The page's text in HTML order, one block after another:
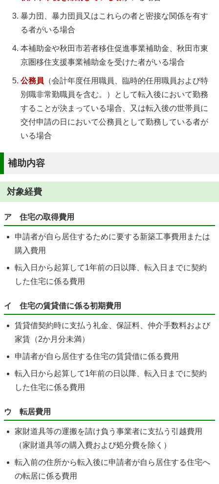
暴力団、暴力団員又はこれらの者と密接な関係を有す
る者がいる場合
本補助金や秋田市若者移住促進事業補助金、秋田市東
京圏移住支援事業補助金を受けた者がいる場合
公務員 （会計年度任用職員、臨時的任用職員および特
別職非常勤職員を含む。）として転入後において勤務
することが決まっている場合、又は転入後の世帯員に
交付申請の日において公務員として勤務している者が
いる場合
補助内容
対象経費
ア 住宅の取得費用
申請者が自ら居住するために要する新築工事費用または
購入費用
転入日から起算して1年前の日以降、転入日までに契約
した住宅に係る費用
イ 住宅の賃貸借に係る初期費用
賃貸借契約時に支払う礼金、保証料、仲介手数料および
家賃（2か月分未満）
申請者が自ら居住する住宅の賃貸借に係る費用
転入日から起算して1年前の日以降、転入日までに契約
した住宅に係る費用
ウ 転居費用
家財道具等の運搬を請け負う事業者に支払う引越費用
（家財道具等の購入費および処分費を除く）
転入前の住所から転入後に申請者が自ら居住する住宅へ
の転居に係る費用